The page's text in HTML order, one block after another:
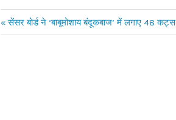
Post
Previous
Post:
सेंसर बोर्ड ने ‘बाबूमोशाय बंदूकबाज’ में लगाए 48 कट्स